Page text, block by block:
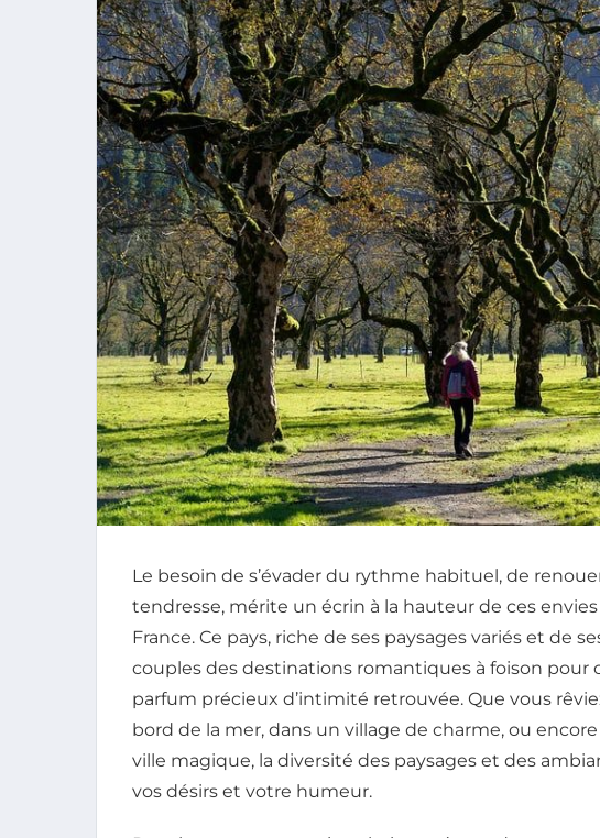
Le besoin de s’évader du rythme habituel, de
tendresse, mérite un écrin à la hauteur de ces
France. Ce pays, riche de ses paysages variés et de
couples des destinations romantiques à foison pour
parfum précieux d’intimité retrouvée. Que vous
bord de la mer, dans un village de charme, ou
ville magique, la diversité des paysages et des
vos désirs et votre humeur.